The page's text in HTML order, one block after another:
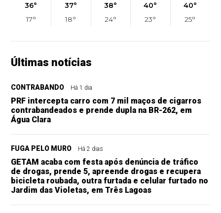
36°
17°
37°
18°
38°
24°
40°
23°
40°
25°
Últimas notícias
CONTRABANDO Há 1 dia
PRF intercepta carro com 7 mil maços de cigarros
contrabandeados e prende dupla na BR-262, em
Água Clara
FUGA PELO MURO Há 2 dias
GETAM acaba com festa após denúncia de tráfico
de drogas, prende 5, apreende drogas e recupera
bicicleta roubada, outra furtada e celular furtado no
Jardim das Violetas, em Três Lagoas